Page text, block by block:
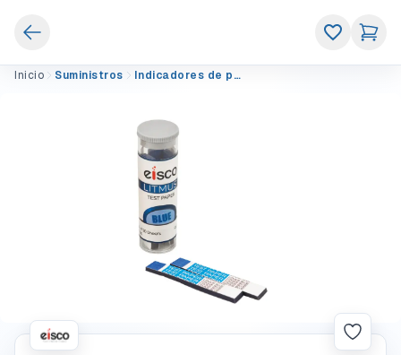
Inicio Suministros Indicadores de pH